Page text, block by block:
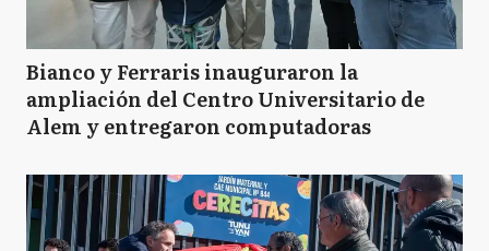
Bianco y Ferraris inauguraron la
ampliación del Centro Universitario de
Alem y entregaron computadoras